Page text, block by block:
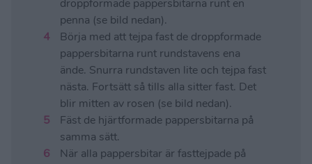
droppformade pappersbitarna runt en
penna (se bild nedan).
Börja med att tejpa fast de droppformade
pappersbitarna runt rundstavens ena
ände. Snurra rundstaven lite och tejpa fast
nästa. Fortsätt så tills alla sitter fast. Det
blir mitten av rosen (se bild nedan).
Fäst de hjärtformade pappersbitarna på
samma sätt.
När alla pappersbitar är fasttejpade på